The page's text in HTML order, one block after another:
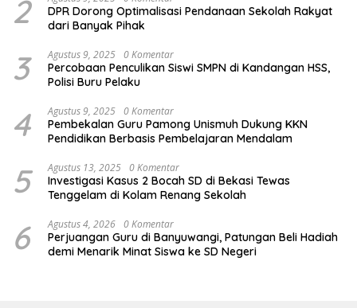
2
DPR Dorong Optimalisasi Pendanaan Sekolah Rakyat
dari Banyak Pihak
3 Agustus 9, 2025 0 Komentar
Percobaan Penculikan Siswi SMPN di Kandangan HSS,
Polisi Buru Pelaku
4 Agustus 9, 2025 0 Komentar
Pembekalan Guru Pamong Unismuh Dukung KKN
Pendidikan Berbasis Pembelajaran Mendalam
5 Agustus 13, 2025 0 Komentar
Investigasi Kasus 2 Bocah SD di Bekasi Tewas
Tenggelam di Kolam Renang Sekolah
6 Agustus 4, 2026 0 Komentar
Perjuangan Guru di Banyuwangi, Patungan Beli Hadiah
demi Menarik Minat Siswa ke SD Negeri